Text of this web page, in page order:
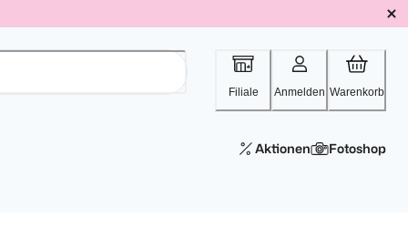
Filiale Anmelden Warenkorb
Aktionen Fotoshop